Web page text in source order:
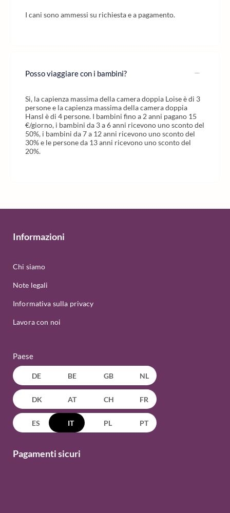
I cani sono ammessi su richiesta e a pagamento.
Posso viaggiare con i bambini?
Sì, la capienza massima della camera doppia Loise è di 3
persone e la capienza massima della camera doppia
Hansl è di 4 persone. I bambini fino a 2 anni pagano 15
€/giorno, i bambini da 3 a 6 anni ricevono uno sconto del
50%, i bambini da 7 a 12 anni ricevono uno sconto del
30% e le persone da 13 anni ricevono uno sconto del
20%.
Informazioni
Chi siamo
Note legali
Informativa sulla privacy
Lavora con noi
Paese
DE BE GB NL
DK AT CH FR
ES IT PL PT
Pagamenti sicuri